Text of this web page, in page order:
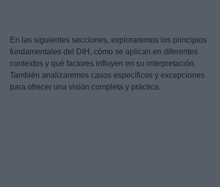
En las siguientes secciones, exploraremos los principios
fundamentales del DIH, cómo se aplican en diferentes
contextos y qué factores influyen en su interpretación.
También analizaremos casos específicos y excepciones
para ofrecer una visión completa y práctica.